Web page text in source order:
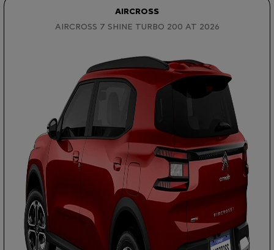
AIRCROSS
AIRCROSS 7 SHINE TURBO 200 AT 2026